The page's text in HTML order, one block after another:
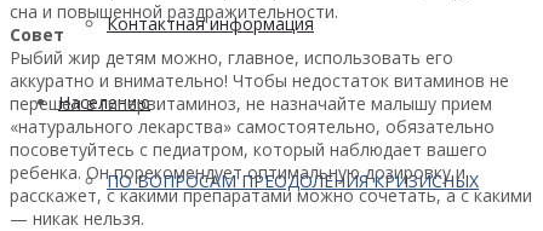
Контактная информация
Населению
ПО ВОПРОСАМ ПРЕОДОЛЕНИЯ КРИЗИСНЫХ
сна и повышенной раздражительности.
Совет
Рыбий жир детям можно, главное, использовать его
аккуратно и внимательно! Чтобы недостаток витаминов не
перешел в гипервитаминоз, не назначайте малышу прием
«натурального лекарства» самостоятельно, обязательно
посоветуйтесь с педиатром, который наблюдает вашего
ребенка. Он порекомендует оптимальную дозировку и
расскажет, с какими препаратами можно сочетать, а с какими
— никак нельзя.